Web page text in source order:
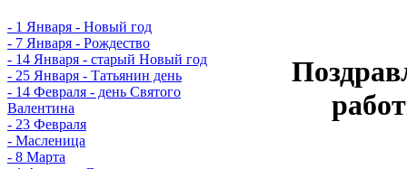
- 1 Января - Новый год
- 7 Января - Рождество
- 14 Января - старый Новый год
- 25 Января - Татьянин день
- 14 Февраля - день Святого
Валентина
- 23 Февраля
- Масленица
- 8 Марта